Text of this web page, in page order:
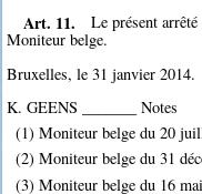
Art. 11.
Le présent
Moniteur belge.
Bruxelles, le 31 janvier 2014.
K. GEENS _______ Notes
(1) Moniteur belge du 20
(2) Moniteur belge du 31
(3) Moniteur belge du 16